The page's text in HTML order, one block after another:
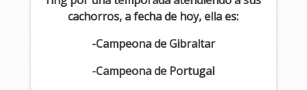
cachorros, a fecha de hoy, ella es:
-Campeona de Gibraltar
-Campeona de Portugal